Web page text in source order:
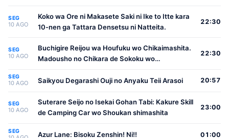
SEG
10 AGO
Koko wa Ore ni Makasete Saki ni Ike to Itte kara
10-nen ga Tattara Densetsu ni Natteita.
22:30
SEG
10 AGO
Buchigire Reijou wa Houfuku wo Chikaimashita.
Madousho no Chikara de Sokoku wo
22:30
SEG
10 AGO Saikyou Degarashi Ouji no Anyaku Teii Arasoi 20:57
SEG
10 AGO
Suterare Seijo no Isekai Gohan Tabi: Kakure Skill
de Camping Car wo Shoukan shimashita
23:00
SEG Azur Lane: Bisoku Zenshin! Ni!! 01:00